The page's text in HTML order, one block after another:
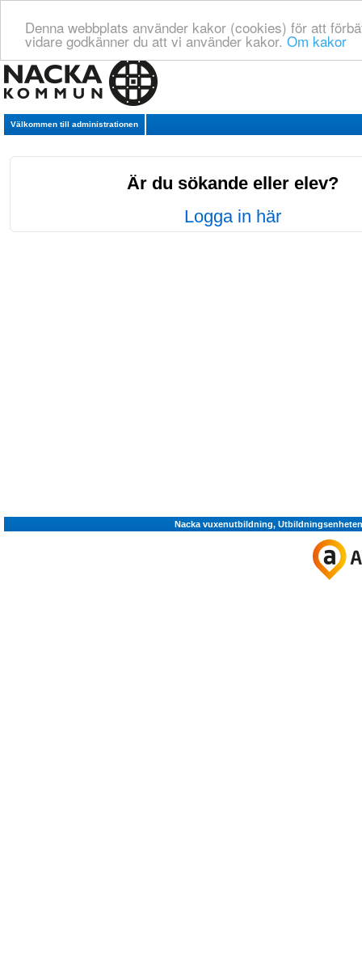
Denna webbplats använder kakor (cookies) för att
vidare godkänner du att vi använder kakor.Om kakor
Välkommen till administrationen
Är du sökande eller elev?
Logga in här
Nacka vuxenutbildning,